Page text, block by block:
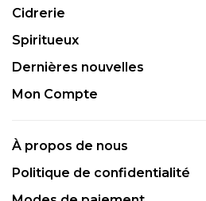
Cidrerie
Spiritueux
Dernières nouvelles
Mon Compte
À propos de nous
Politique de confidentialité